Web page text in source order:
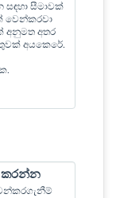
සඳහා සීමාවක්
වෙන්කරවා
අනුමත අතර
අයකෙරේ.
කරන්න